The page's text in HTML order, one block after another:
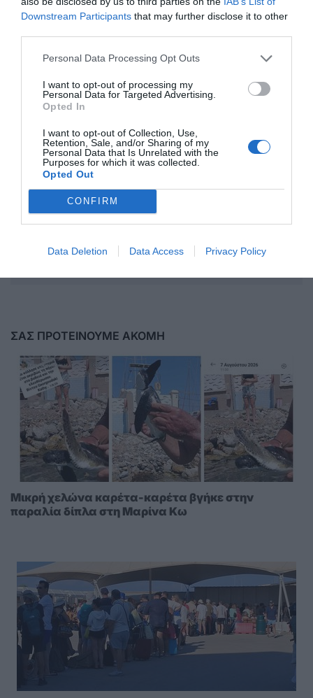
Downstream Participants that may further disclose it to other
Personal Data Processing Opt Outs
I want to opt-out of processing my
Personal Data for Targeted Advertising.
Opted In
I want to opt-out of Collection, Use,
Retention, Sale, and/or Sharing of my
Personal Data that Is Unrelated with the
Purposes for which it was collected.
Opted Out
CONFIRM
Data Deletion Data Access Privacy Policy
Αποστολή
ΣΑΣ ΠΡΟΤΕΙΝΟΥΜΕ ΑΚΟΜΗ
Μικρή χελώνα καρέτα-καρέτα βγήκε στην
παραλία δίπλα στη Μαρίνα Κω